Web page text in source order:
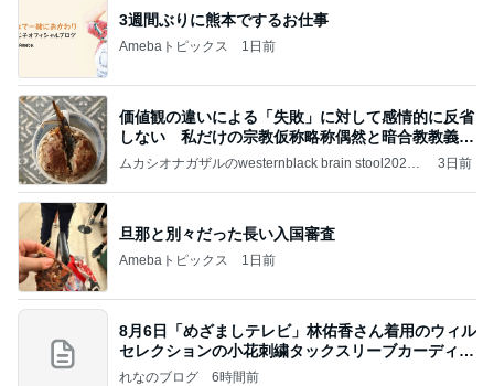
3週間ぶりに熊本でするお仕事
Amebaトピックス 1日前
価値観の違いによる「失敗」に対して感情的に反省
しない 私だけの宗教仮称略称偶然と暗合教教義候
補
ムカシオナガザルのwesternblack brain stool2024
ガザル
3日前
旦那と別々だった長い入国審査
Amebaトピックス 1日前
8月6日「めざましテレビ」林佑香さん着用のウィル
セレクションの小花刺繍タックスリーブカーディガ
ン
れなのブログ 6時間前